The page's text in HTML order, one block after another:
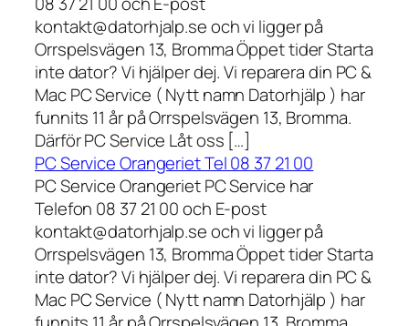
kontakt@datorhjalp.se och vi ligger på
Orrspelsvägen 13, Bromma Öppet tider Starta
inte dator? Vi hjälper dej. Vi reparera din PC &
Mac PC Service ( Nytt namn Datorhjälp ) har
funnits 11 år på Orrspelsvägen 13, Bromma.
Därför PC Service Låt oss […]
PC Service Orangeriet Tel 08 37 21 00
PC Service Orangeriet PC Service har
Telefon 08 37 21 00 och E-post
kontakt@datorhjalp.se och vi ligger på
Orrspelsvägen 13, Bromma Öppet tider Starta
inte dator? Vi hjälper dej. Vi reparera din PC &
Mac PC Service ( Nytt namn Datorhjälp ) har